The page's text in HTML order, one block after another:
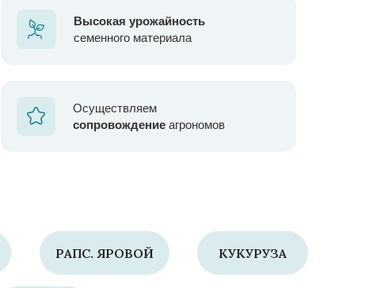
Высокая урожайность
семенного материала
Осуществляем
сопровождение агрономов
РАПС. ЯРОВОЙ КУКУРУЗА